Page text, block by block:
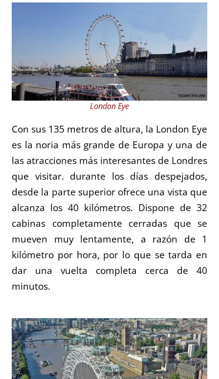
London Eye
Con sus 135 metros de altura, la London Eye
es la noria más grande de Europa y una de
las atracciones más interesantes de Londres
que visitar. durante los días despejados,
desde la parte superior ofrece una vista que
alcanza los 40 kilómetros. Dispone de 32
cabinas completamente cerradas que se
mueven muy lentamente, a razón de 1
kilómetro por hora, por lo que se tarda en
dar una vuelta completa cerca de 40
minutos.